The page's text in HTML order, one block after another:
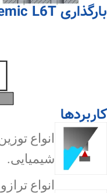
بارگذاری Zemic L6T
کاربردها
انواع
شیمیایی.
انواع